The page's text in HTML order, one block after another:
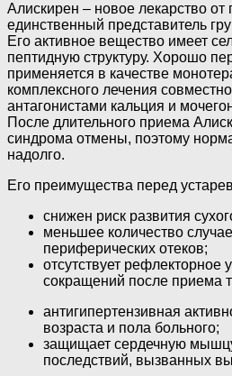
Алискирен – новое лекарство от
единственный представитель
Его активное вещество имеет
пептидную структуру. Хорошо
применяется в качестве
комплексного лечения
антагонистами кальция и
После длительного приема
синдрома отмены, поэтому
надолго.
Его преимущества перед
снижен риск развития
меньшее количество
периферических отеков;
отсутствует
сокращений после приема
антигипертензивная
возраста и пола больного;
защищает сердечную
последствий, вызванных